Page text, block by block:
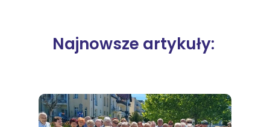
Najnowsze artykuły: